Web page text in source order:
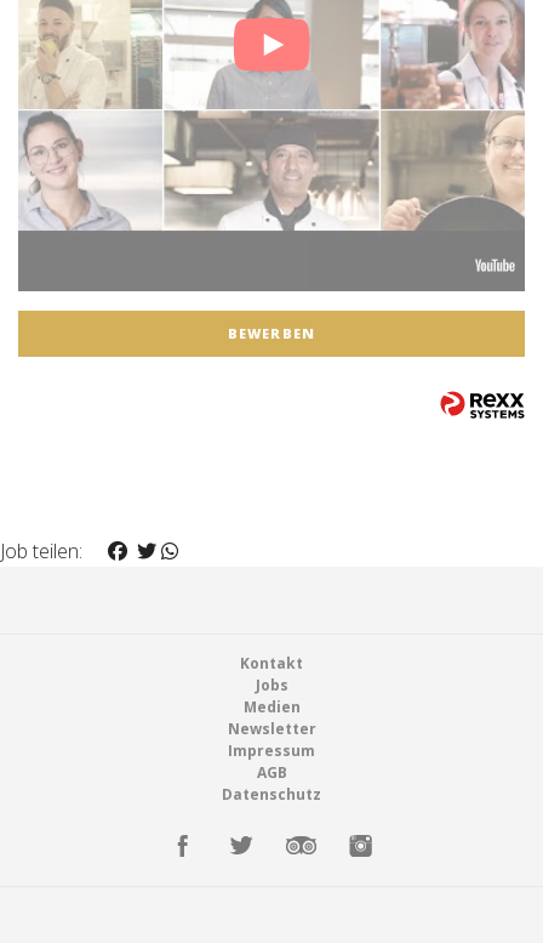
BEWERBEN
Job teilen:
Kontakt
Jobs
Medien
Newsletter
Impressum
AGB
Datenschutz